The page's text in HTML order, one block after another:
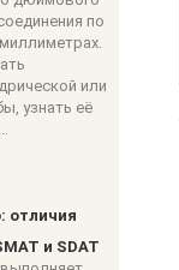
по
или
узнать её
отличия
и SDAT